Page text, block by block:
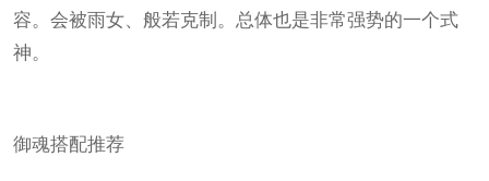
容。会被雨女、般若克制。总体也是非常强势的一个式
神。
御魂搭配推荐